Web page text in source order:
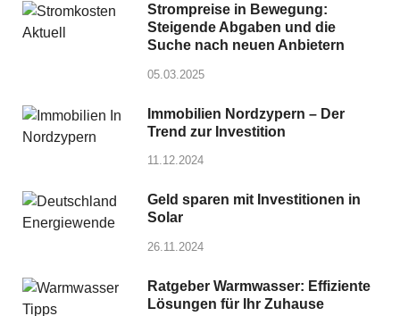
Strompreise in Bewegung:
Steigende Abgaben und die
Suche nach neuen Anbietern
05.03.2025
Immobilien Nordzypern – Der
Trend zur Investition
11.12.2024
Geld sparen mit Investitionen in
Solar
26.11.2024
Ratgeber Warmwasser: Effiziente
Lösungen für Ihr Zuhause